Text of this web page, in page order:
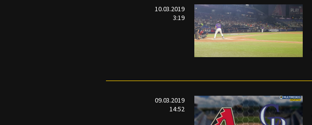
10.03.2019
3:19
09.03.2019
14:52